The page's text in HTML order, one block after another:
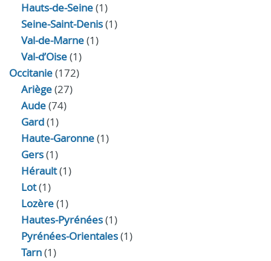
Hauts-de-Seine(1)
Seine-Saint-Denis(1)
Val-de-Marne(1)
Val-d’Oise(1)
Occitanie(172)
Ariège(27)
Aude(74)
Gard(1)
Haute-Garonne(1)
Gers(1)
Hérault(1)
Lot(1)
Lozère(1)
Hautes-Pyrénées(1)
Pyrénées-Orientales(1)
Tarn(1)